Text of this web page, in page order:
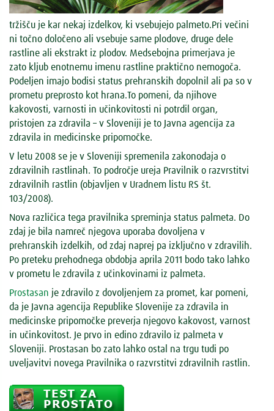
tržišču je kar nekaj izdelkov, ki vsebujejo palmeto.Pri večini
ni točno določeno ali vsebuje same plodove, druge dele
rastline ali ekstrakt iz plodov. Medsebojna primerjava je
zato kljub enotnemu imenu rastline praktično nemogoča.
Podeljen imajo bodisi status prehranskih dopolnil ali pa so v
prometu preprosto kot hrana.To pomeni, da njihove
kakovosti, varnosti in učinkovitosti ni potrdil organ,
pristojen za zdravila – v Sloveniji je to Javna agencija za
zdravila in medicinske pripomočke.
V letu 2008 se je v Sloveniji spremenila zakonodaja o
zdravilnih rastlinah. To področje ureja Pravilnik o razvrstitvi
zdravilnih rastlin (objavljen v Uradnem listu RS št.
103/2008).
Nova različica tega pravilnika spreminja status palmeta. Do
zdaj je bila namreč njegova uporaba dovoljena v
prehranskih izdelkih, od zdaj naprej pa izključno v zdravilih.
Po preteku prehodnega obdobja aprila 2011 bodo tako lahko
v prometu le zdravila z učinkovinami iz palmeta.
Prostasan je zdravilo z dovoljenjem za promet, kar pomeni,
da je Javna agencija Republike Slovenije za zdravila in
medicinske pripomočke preverja njegovo kakovost, varnost
in učinkovitost. Je prvo in edino zdravilo iz palmeta v
Sloveniji. Prostasan bo zato lahko ostal na trgu tudi po
uveljavitvi novega Pravilnika o razvrstitvi zdravilnih rastlin.